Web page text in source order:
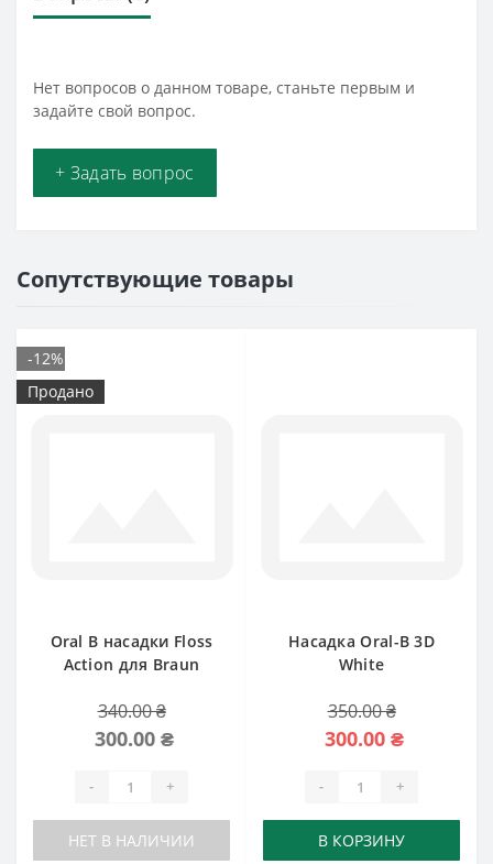
Нет вопросов о данном товаре, станьте первым и
задайте свой вопрос.
+ Задать вопрос
Сопутствующие товары
-12%
Продано
Oral B насадки Floss
Action для Braun
340.00 ₴
300.00 ₴
- +
НЕТ В НАЛИЧИИ
Насадка Oral-B 3D
White
350.00 ₴
300.00 ₴
- +
В КОРЗИНУ